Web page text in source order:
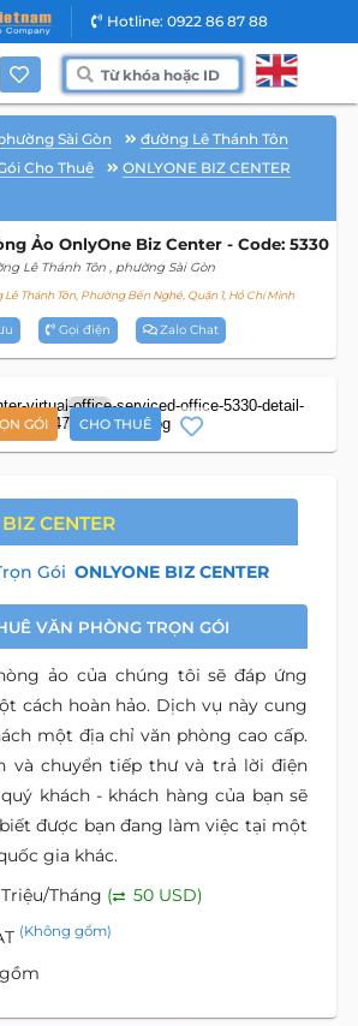
Hotline: 0922 86 87 88
Sài Gòn
đường Lê Thánh Tôn
Cho Thuê
ONLYONE BIZ CENTER
Ảo OnlyOne Biz Center - Code: 5330
Lê Thánh Tôn , phường Sài Gòn
Thánh Tôn, Phường Bến Nghé, Quận 1, Hồ Chí Minh
Gọi điện Zalo Chat
GÓI CHO THUÊ
8
CENTER
Gói ONLYONE BIZ CENTER
VĂN PHÒNG TRỌN GÓI
ảo của chúng tôi sẽ đáp ứng
cách hoàn hảo. Dịch vụ này cung
một địa chỉ văn phòng cao cấp.
và chuyển tiếp thư và trả lời điện
khách - khách hàng của bạn sẽ
được bạn đang làm việc tại một
gia khác.
Triệu/Tháng (
50 USD)
(Không gồm)